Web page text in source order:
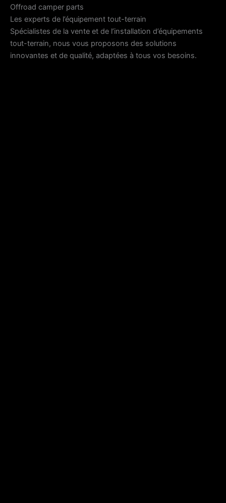
Offroad camper parts
Les experts de l’équipement tout-terrain
Spécialistes de la vente et de l’installation d’équipements
tout-terrain, nous vous proposons des solutions
innovantes et de qualité, adaptées à tous vos besoins.